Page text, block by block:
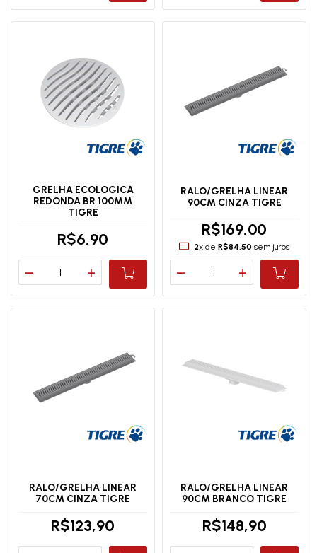
GRELHA ECOLOGICA
REDONDA BR 100MM
TIGRE
R$6,90
RALO/GRELHA LINEAR
90CM CINZA TIGRE
R$169,00
2x de R$84,50 sem juros
RALO/GRELHA LINEAR
70CM CINZA TIGRE
R$123,90
RALO/GRELHA LINEAR
90CM BRANCO TIGRE
R$148,90